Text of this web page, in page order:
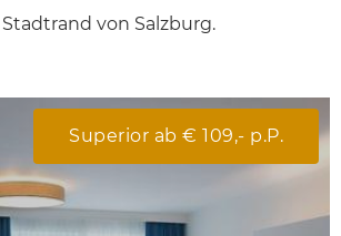
von Salzburg.
Superior ab € 109,- p.P.